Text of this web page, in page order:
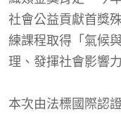
社會公益貢獻首獎
練課程取得「氣候
理、發揮社會影響
本次由法標國際認